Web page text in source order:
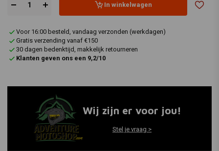
In winkelwagen
Voor 16:00 besteld, vandaag verzonden (werkdagen)
Gratis verzending vanaf €150
30 dagen bedenktijd, makkelijk retourneren
Klanten geven ons een 9,2/10
Wij zijn er voor jou!
Stel je vraag >